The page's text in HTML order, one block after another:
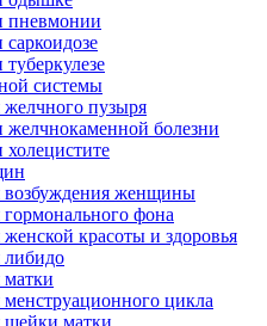
пневмонии
системы
желчного пузыря
желчнокаменной болезни
возбуждения женщины
гормонального фона
красоты и здоровья
либидо
матки
менструационного цикла
шейки матки